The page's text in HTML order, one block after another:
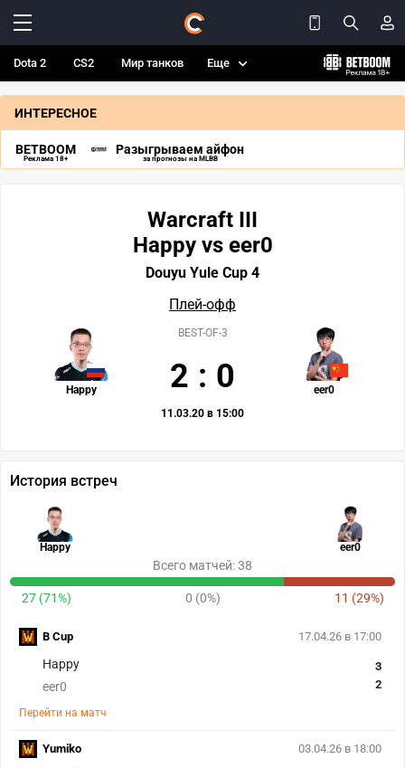
Dota 2 CS2 Мир танков Еще
ИНТЕРЕСНОЕ
BETBOOM
Реклама 18+
Разыгрываем айфон
за прогнозы на MLBB
Warcraft III
Happy vs eer0
Douyu Yule Cup 4
Плей-офф
Happy eer0
BEST-OF-3
2 : 0
11.03.20 в 15:00
История встреч
Happy eer0
Всего матчей: 38
27 (71%) 0 (0%) 11 (29%)
17.04.26 в 17:00
Happy
eer0
3
2
Перейти на матч
B Cup
03.04.26 в 18:00
Yumiko